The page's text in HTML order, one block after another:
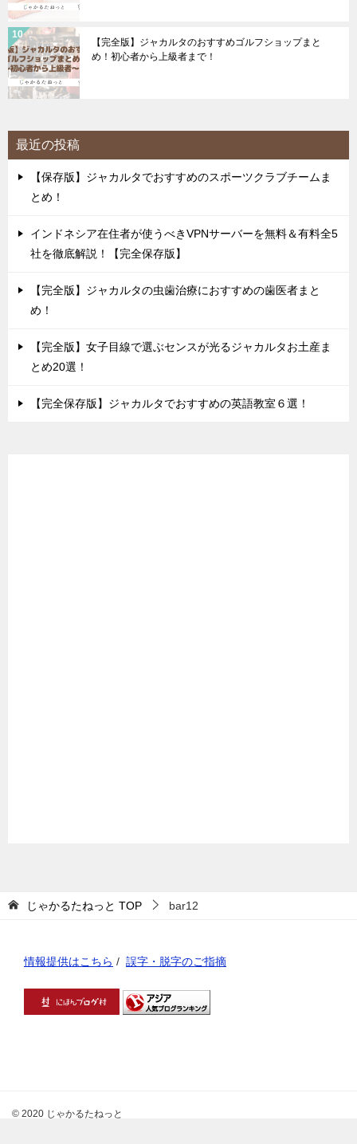
【完全版】ジャカルタのおすすめゴルフショップまと
め！初心者から上級者まで！
最近の投稿
【保存版】ジャカルタでおすすめのスポーツクラブチームま
とめ！
インドネシア在住者が使うべきVPNサーバーを無料＆有料全5
社を徹底解説！【完全保存版】
【完全版】ジャカルタの虫歯治療におすすめの歯医者まと
め！
【完全版】女子目線で選ぶセンスが光るジャカルタお土産ま
とめ20選！
【完全保存版】ジャカルタでおすすめの英語教室６選！
じゃかるたねっと TOP bar12
情報提供はこちら / 誤字・脱字のご指摘
© 2020 じゃかるたねっと